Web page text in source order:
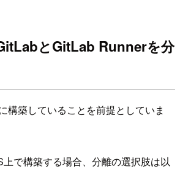
とGitLab Runnerを分
構築していることを前提としていま
で構築する場合、分離の選択肢は以